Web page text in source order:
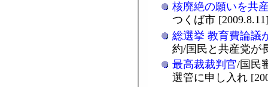
核廃絶の願いを共
つくば市
総選挙 教育費論議
約/国民と共産党が
最高裁裁判官/国民
選管に申し入れ